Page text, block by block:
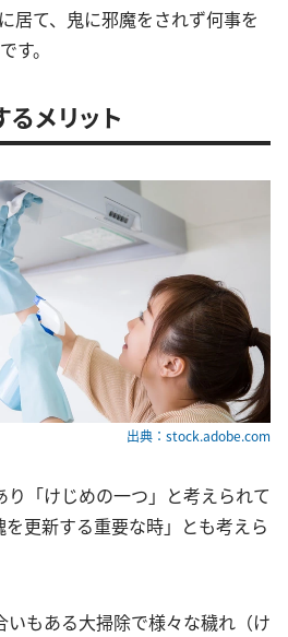
居て、鬼に邪魔をされず何事を
す。
メリット
出典：stock.adobe.com
「けじめの一つ」と考えられて
更新する重要な時」とも考えら
もある大掃除で様々な穢れ（け